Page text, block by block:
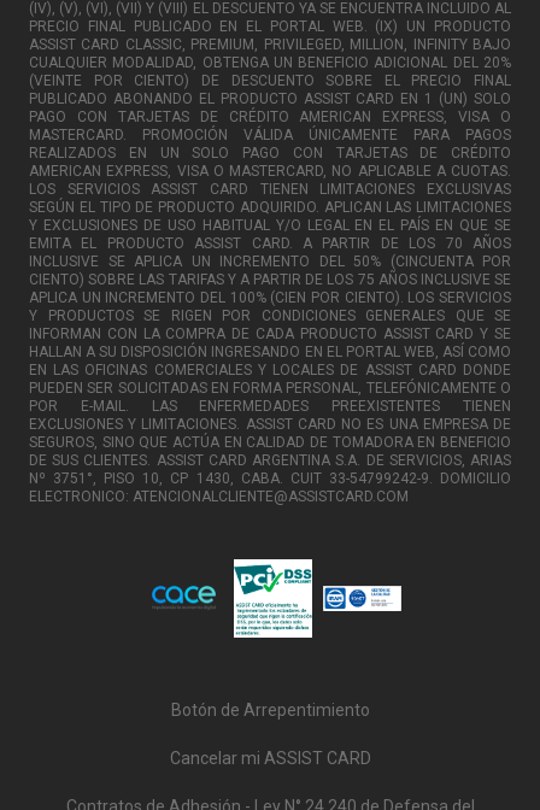
(IV), (V), (VI), (VII) Y (VIII) EL DESCUENTO YA SE ENCUENTRA INCLUIDO AL
PRECIO FINAL PUBLICADO EN EL PORTAL WEB. (IX) UN PRODUCTO
ASSIST CARD CLASSIC, PREMIUM, PRIVILEGED, MILLION, INFINITY BAJO
CUALQUIER MODALIDAD, OBTENGA UN BENEFICIO ADICIONAL DEL 20%
(VEINTE POR CIENTO) DE DESCUENTO SOBRE EL PRECIO FINAL
PUBLICADO ABONANDO EL PRODUCTO ASSIST CARD EN 1 (UN) SOLO
PAGO CON TARJETAS DE CRÉDITO AMERICAN EXPRESS, VISA O
MASTERCARD. PROMOCIÓN VÁLIDA ÚNICAMENTE PARA PAGOS
REALIZADOS EN UN SOLO PAGO CON TARJETAS DE CRÉDITO
AMERICAN EXPRESS, VISA O MASTERCARD, NO APLICABLE A CUOTAS.
LOS SERVICIOS ASSIST CARD TIENEN LIMITACIONES EXCLUSIVAS
SEGÚN EL TIPO DE PRODUCTO ADQUIRIDO. APLICAN LAS LIMITACIONES
Y EXCLUSIONES DE USO HABITUAL Y/O LEGAL EN EL PAÍS EN QUE SE
EMITA EL PRODUCTO ASSIST CARD. A PARTIR DE LOS 70 AÑOS
INCLUSIVE SE APLICA UN INCREMENTO DEL 50% (CINCUENTA POR
CIENTO) SOBRE LAS TARIFAS Y A PARTIR DE LOS 75 AÑOS INCLUSIVE SE
APLICA UN INCREMENTO DEL 100% (CIEN POR CIENTO). LOS SERVICIOS
Y PRODUCTOS SE RIGEN POR CONDICIONES GENERALES QUE SE
INFORMAN CON LA COMPRA DE CADA PRODUCTO ASSIST CARD Y SE
HALLAN A SU DISPOSICIÓN INGRESANDO EN EL PORTAL WEB, ASÍ COMO
EN LAS OFICINAS COMERCIALES Y LOCALES DE ASSIST CARD DONDE
PUEDEN SER SOLICITADAS EN FORMA PERSONAL, TELEFÓNICAMENTE O
POR E-MAIL. LAS ENFERMEDADES PREEXISTENTES TIENEN
EXCLUSIONES Y LIMITACIONES. ASSIST CARD NO ES UNA EMPRESA DE
SEGUROS, SINO QUE ACTÚA EN CALIDAD DE TOMADORA EN BENEFICIO
DE SUS CLIENTES. ASSIST CARD ARGENTINA S.A. DE SERVICIOS, ARIAS
Nº 3751°, PISO 10, CP 1430, CABA. CUIT 33-54799242-9. DOMICILIO
ELECTRONICO: ATENCIONALCLIENTE@ASSISTCARD.COM
Botón de Arrepentimiento
Cancelar mi ASSIST CARD
Contratos de Adhesión - Ley N° 24.240 de Defensa del